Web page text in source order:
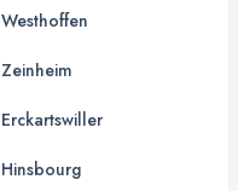
Westhoffen
Zeinheim
Erckartswiller
Hinsbourg